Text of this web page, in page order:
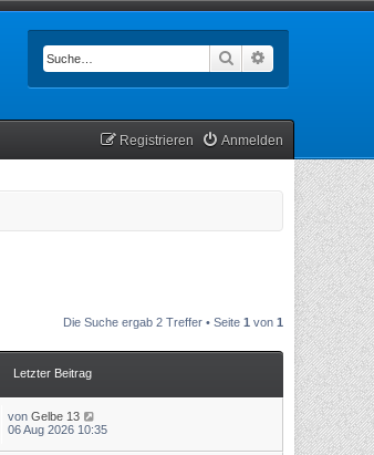
Suche
Anmelden
Registrieren
Die Suche ergab 2 Treffer • Seite 1 von 1
Letzter Beitrag
von Gelbe 13
06 Aug 2026 10:35